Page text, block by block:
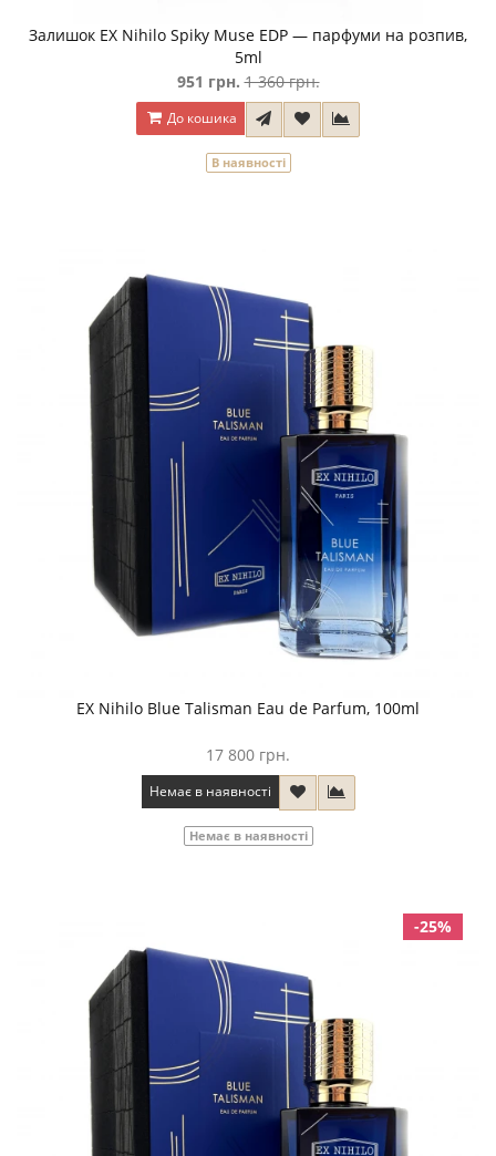
Залишок EX Nihilo Spiky Muse EDP — парфуми на розпив,
5ml
951 грн. 1 360 грн.
До кошика
В наявності
EX Nihilo Blue Talisman Eau de Parfum, 100ml
17 800 грн.
Немає в наявності
Немає в наявності
-25%